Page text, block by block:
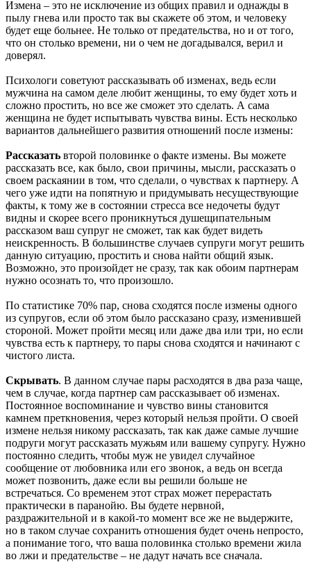
Измена – это не исключение из общих правил и однажды в
пылу гнева или просто так вы скажете об этом, и человеку
будет еще больнее. Не только от предательства, но и от того,
что он столько времени, ни о чем не догадывался, верил и
доверял.
Психологи советуют рассказывать об изменах, ведь если
мужчина на самом деле любит женщины, то ему будет хоть и
сложно простить, но все же сможет это сделать. А сама
женщина не будет испытывать чувства вины. Есть несколько
вариантов дальнейшего развития отношений после измены:
Рассказать второй половинке о факте измены. Вы можете
рассказать все, как было, свои причины, мысли, рассказать о
своем раскаянии в том, что сделали, о чувствах к партнеру. А
чего уже идти на попятную и придумывать несуществующие
факты, к тому же в состоянии стресса все недочеты будут
видны и скорее всего проникнуться душещипательным
рассказом ваш супруг не сможет, так как будет видеть
неискренность. В большинстве случаев супруги могут решить
данную ситуацию, простить и снова найти общий язык.
Возможно, это произойдет не сразу, так как обоим партнерам
нужно осознать то, что произошло.
По статистике 70% пар, снова сходятся после измены одного
из супругов, если об этом было рассказано сразу, изменившей
стороной. Может пройти месяц или даже два или три, но если
чувства есть к партнеру, то пары снова сходятся и начинают с
чистого листа.
Скрывать. В данном случае пары расходятся в два раза чаще,
чем в случае, когда партнер сам рассказывает об изменах.
Постоянное воспоминание и чувство вины становится
камнем преткновения, через который нельзя пройти. О своей
измене нельзя никому рассказать, так как даже самые лучшие
подруги могут рассказать мужьям или вашему супругу. Нужно
постоянно следить, чтобы муж не увидел случайное
сообщение от любовника или его звонок, а ведь он всегда
может позвонить, даже если вы решили больше не
встречаться. Со временем этот страх может перерастать
практически в паранойю. Вы будете нервной,
раздражительной и в какой-то момент все же не выдержите,
но в таком случае сохранить отношения будет очень непросто,
а понимание того, что ваша половинка столько времени жила
во лжи и предательстве – не дадут начать все сначала.